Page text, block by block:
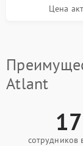
Цена
Atlant
17
сотрудников